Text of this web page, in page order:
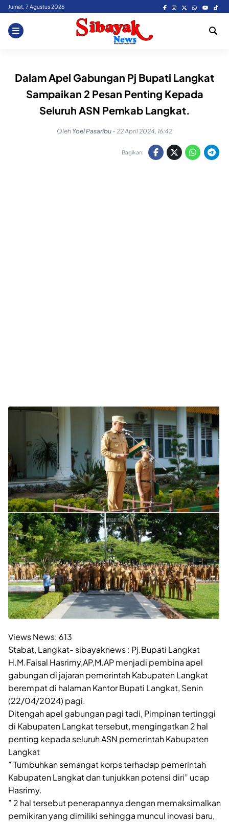
Skip
content
Jumat, 7 Agustus 2026
Dalam Apel Gabungan Pj Bupati Langkat
Sampaikan 2 Pesan Penting Kepada
Seluruh ASN Pemkab Langkat.
Oleh Yoel Pasaribu - 22 April 2024, 16:42
Bagikan:
Views News: 613
Stabat, Langkat- sibayaknews : Pj.Bupati Langkat
H.M.Faisal Hasrimy,AP,M.AP menjadi pembina apel
gabungan di jajaran pemerintah Kabupaten Langkat
berempat di halaman Kantor Bupati Langkat, Senin
(22/04/2024) pagi.
Ditengah apel gabungan pagi tadi, Pimpinan tertinggi
di Kabupaten Langkat tersebut, mengingatkan 2 hal
penting kepada seluruh ASN pemerintah Kabupaten
Langkat
” Tumbuhkan semangat korps terhadap pemerintah
Kabupaten Langkat dan tunjukkan potensi diri” ucap
Hasrimy.
” 2 hal tersebut penerapannya dengan memaksimalkan
pemikiran yang dimiliki sehingga muncul inovasi baru,